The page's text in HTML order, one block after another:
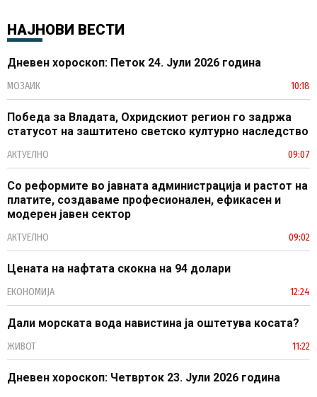
НАЈНОВИ ВЕСТИ
Дневен хороскоп: Петок 24. Јули 2026 година
МОЗАИК 10:18
Победа за Владата, Охридскиот регион го задржа
статусот на заштитено светско културно наследство
АКТУЕЛНО 09:07
Со реформите во јавната администрација и растот на
платите, создаваме професионален, ефикасен и
модерен јавен сектор
АКТУЕЛНО 09:02
Цената на нафтата скокна на 94 долари
ЕКОНОМИЈА 12:24
Дали морската вода навистина ја оштетува косата?
ЖИВОТ 11:22
Дневен хороскоп: Четврток 23. Јули 2026 година